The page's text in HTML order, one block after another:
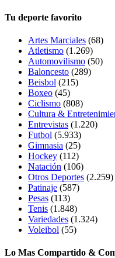
Tu deporte favorito
Artes Marciales (68)
Atletismo (1.269)
Automovilismo (50)
Baloncesto (289)
Beisbol (215)
Boxeo (45)
Ciclismo (808)
Cultura &
Entrevistas (1.220)
Futbol (5.933)
Gimnasia (25)
Hockey (112)
Natación (106)
Otros Deportes (2.259)
Patinaje (587)
Pesas (113)
Tenis (1.848)
Variedades (1.324)
Voleibol (55)
Lo Mas Compartido &